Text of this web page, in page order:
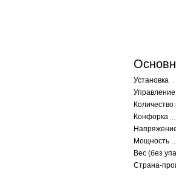
Установка
Управление
Конфорка
Мощность
Вес (без
Страна-